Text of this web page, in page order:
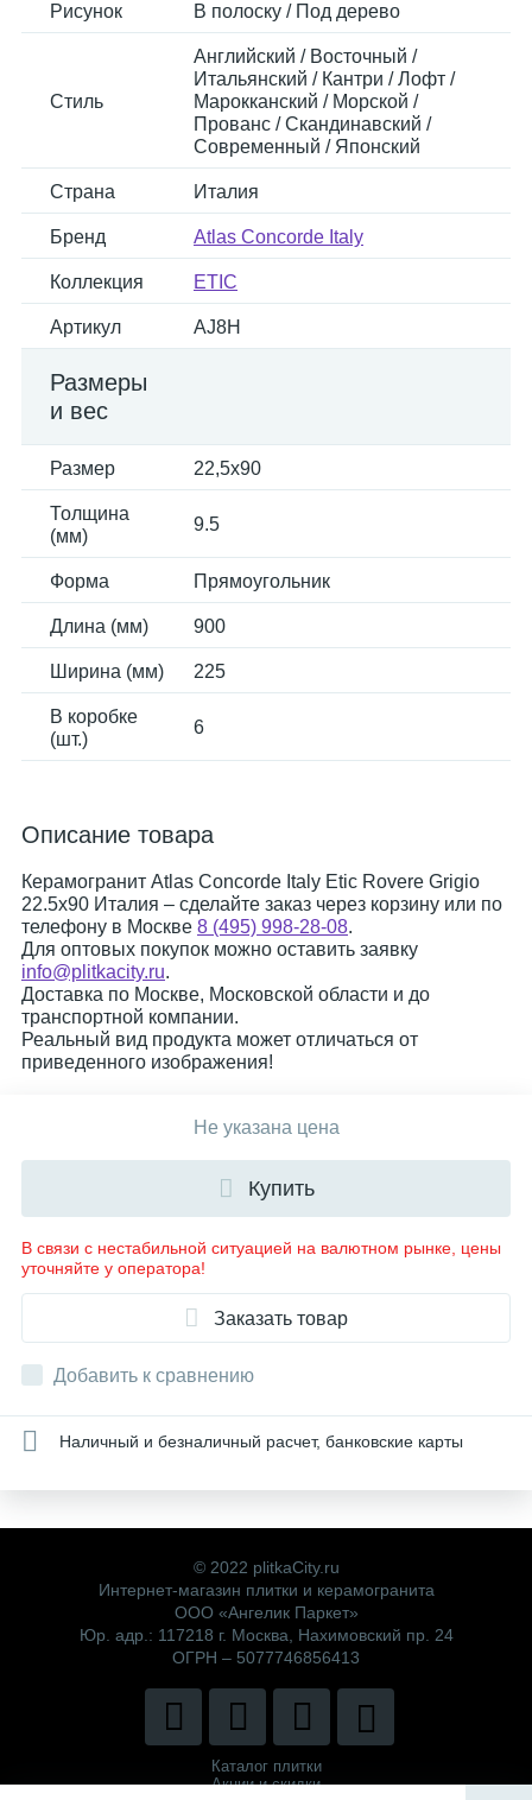
Рисунок В полоску / Под дерево
Стиль
Английский / Восточный /
Итальянский / Кантри / Лофт /
Марокканский / Морской /
Прованс / Скандинавский /
Современный / Японский
Страна Италия
Бренд Atlas Concorde Italy
Коллекция ETIC
Артикул AJ8H
Размеры
и вес
Размер 22,5x90
Толщина
(мм)
9.5
Форма Прямоугольник
Длина (мм) 900
Ширина (мм) 225
В коробке
(шт.)
6
Описание товара
Керамогранит Atlas Concorde Italy Etic Rovere Grigio
22.5x90 Италия – сделайте заказ через корзину или по
телефону в Москве 8 (495) 998-28-08.
Для оптовых покупок можно оставить заявку
info@plitkacity.ru.
Доставка по Москве, Московской области и до
транспортной компании.
Реальный вид продукта может отличаться от
приведенного изображения!
Не указана цена
Купить
В связи с нестабильной ситуацией на валютном рынке, цены
уточняйте у оператора!
Заказать товар
Добавить к сравнению
Наличный и безналичный расчет, банковские карты
© 2022 plitkaCity.ru
Интернет-магазин плитки и керамогранита
ООО «Ангелик Паркет»
Юр. адр.: 117218 г. Москва, Нахимовский пр. 24
ОГРН – 5077746856413
Каталог плитки
Акции и скидки